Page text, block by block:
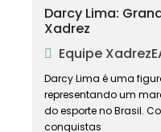
Darcy Lima:
Xadrez
Equipe
Darcy Lima é uma
representando um
do esporte no Brasil.
conquistas